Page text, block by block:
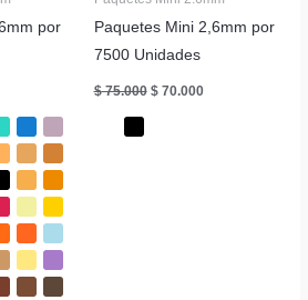
por
Paquetes Mini 2,6mm por
7500 Unidades
$75.000 El
precio
$70.000El